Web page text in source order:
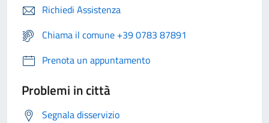
Richiedi Assistenza
Chiama il comune +39 0783 87891
Prenota un appuntamento
Problemi in città
Segnala disservizio